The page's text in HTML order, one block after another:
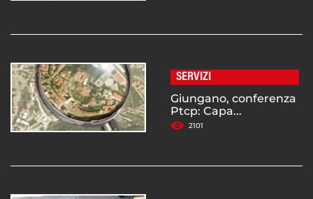
SERVIZI
Giungano, conferenza
Ptcp: Capa...
2101